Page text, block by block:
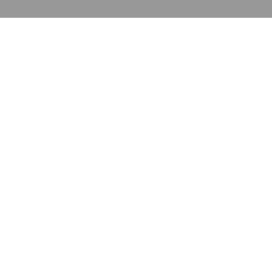
y su cultura general al desarrollo de su comunidad.
mejoramiento, adaptación y conservación de especies
vegetales a los efectos de su aprovechamiento, reproducción y
de recursos forrajeros e intervenir en su evaluación y
las condiciones de manejo de dichas especies.
vegetales, en proyectos de parques, jardines, campos
campos deportivos y recreativos y demás espacios
y aguas con fines agropecuarios, forestales y paisajísticos,